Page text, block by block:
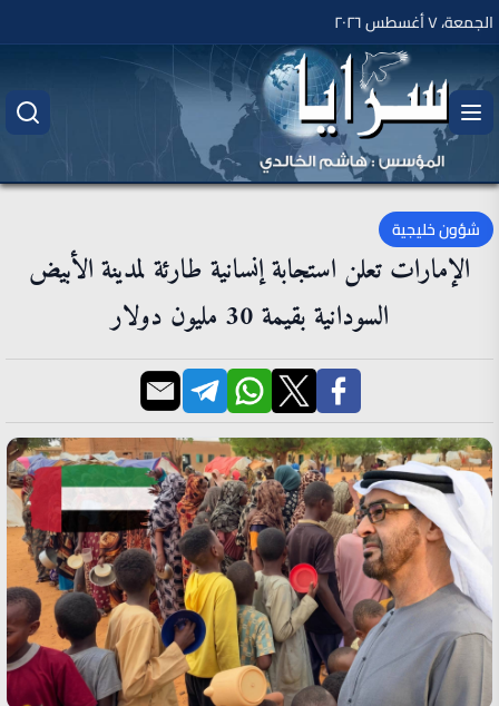
الجمعة، ٧ أغسطس ٢٠٢٦
شؤون خليجية
الإمارات تعلن استجابة إنسانية طارئة لمدينة الأبيض
السودانية بقيمة 30 مليون دولار